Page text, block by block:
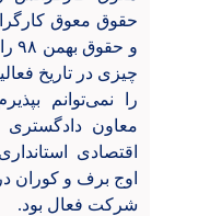
حقوق معوق
و
چیزی در تاریخ
معاون دادگستری
اقتصادی
اوج برف و کوران
شرکت فعال بود.